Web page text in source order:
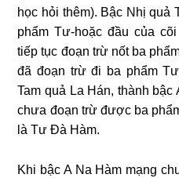
học hỏi thêm). Bậc Nhị
phẩm Tư-hoặc đầu của
tiếp tục đoạn trừ nốt ba
đã đoạn trừ đi ba phẩm
Tam quả La Hán, thành bậc
chưa đoạn trừ được ba
là Tư Đà Hàm.
Khi bậc A Na Hàm mạng